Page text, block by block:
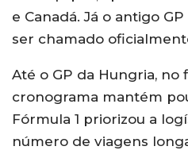
e Canadá. Já o antigo
ser chamado
Até o GP da Hungria, no
cronograma mantém
Fórmula 1 priorizou a
número de viagens